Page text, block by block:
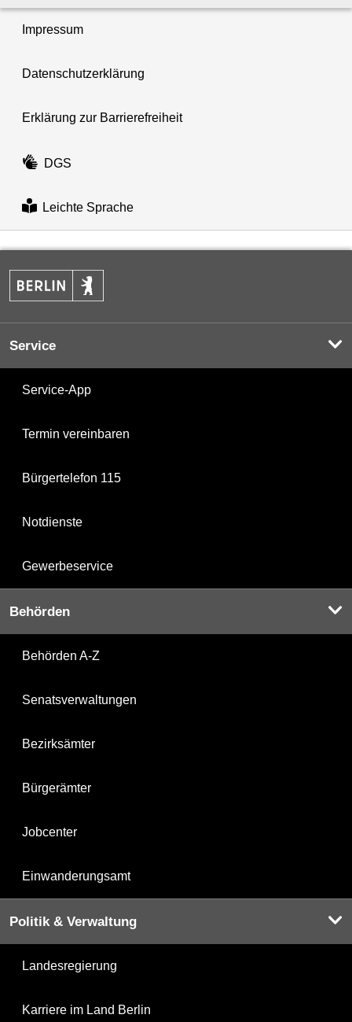
Impressum
Datenschutzerklärung
Erklärung zur Barrierefreiheit
DGS
Leichte Sprache
Service
Service-App
Termin vereinbaren
Bürgertelefon 115
Notdienste
Gewerbeservice
Behörden
Behörden A-Z
Senatsverwaltungen
Bezirksämter
Bürgerämter
Jobcenter
Einwanderungsamt
Politik & Verwaltung
Landesregierung
Karriere im Land Berlin